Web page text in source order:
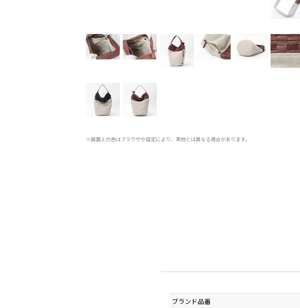
※画面上の色はブラウザや設定により、実物とは異なる場合があります。
ブランド品番